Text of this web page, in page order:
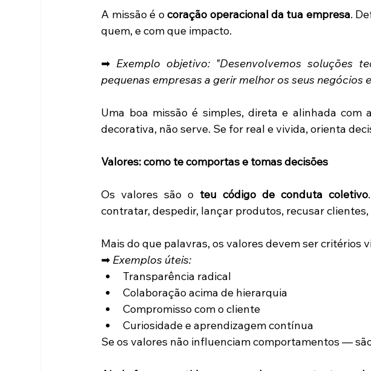
A missão é o coração operacional da tua empresa.
quem, e com que impacto.
➡ Exemplo objetivo: "Desenvolvemos soluções
pequenas empresas a gerir melhor os seus negócios
Uma boa missão é simples, direta e alinhada
decorativa, não serve. Se for real e vivida, orienta
Valores: como te comportas e tomas decisões
Os valores são o teu código de conduta coletivo
contratar, despedir, lançar produtos, recusar
Mais do que palavras, os valores devem ser critérios
➡ Exemplos úteis:
Transparência radical
Colaboração acima de hierarquia
Compromisso com o cliente
Curiosidade e aprendizagem contínua
Se os valores não influenciam comportamentos —